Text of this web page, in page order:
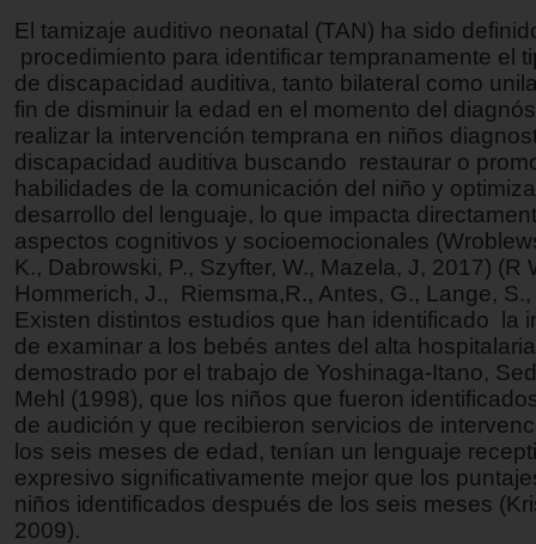
El tamizaje auditivo neonatal (TAN) ha sido
procedimiento para identificar tempranamente el
de discapacidad auditiva, tanto bilateral como
fin de disminuir la edad en el momento del
realizar la intervención temprana en niños
discapacidad auditiva buscando restaurar o
habilidades de la comunicación del niño y
desarrollo del lenguaje, lo que impacta
aspectos cognitivos y socioemocionales
K., Dabrowski, P., Szyfter, W., Mazela, J, 2017) (R
Hommerich, J., Riemsma,R., Antes, G., Lange,
Existen distintos estudios que han identificado la
de examinar a los bebés antes del alta
demostrado por el trabajo de Yoshinaga-Itano,
Mehl (1998), que los niños que fueron
de audición y que recibieron servicios de
los seis meses de edad, tenían un lenguaje
expresivo significativamente mejor que los
niños identificados después de los seis meses
2009).